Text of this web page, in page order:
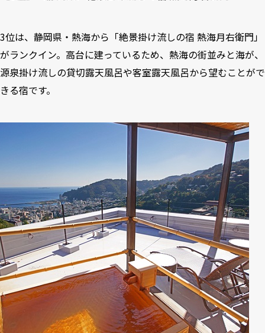
3位は、静岡県・熱海から「絶景掛け流しの宿 熱海月右衛門」
がランクイン。高台に建っているため、熱海の街並みと海が、
源泉掛け流しの貸切露天風呂や客室露天風呂から望むことがで
きる宿です。